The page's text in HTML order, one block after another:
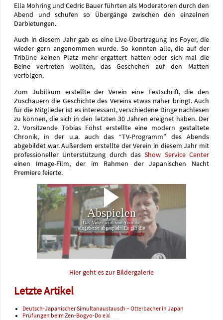
Ella Mohring und Cedric Bauer führten als Moderatoren durch den
Abend und schufen so Übergänge zwischen den einzelnen
Darbietungen.
Auch in diesem Jahr gab es eine Live-Übertragung ins Foyer, die
wieder gern angenommen wurde. So konnten alle, die auf der
Tribüne keinen Platz mehr ergattert hatten oder sich mal die
Beine vertreten wollten, das Geschehen auf den Matten
verfolgen.
Zum Jubiläum erstellte der Verein eine Festschrift, die den
Zuschauern die Geschichte des Vereins etwas näher bringt. Auch
für die Mitglieder ist es interessant, verschiedene Dinge nachlesen
zu können, die sich in den letzten 30 Jahren ereignet haben. Der
2. Vorsitzende Tobias Föhst erstellte eine modern gestaltete
Chronik, in der u.a. auch das “TV-Programm” des Abends
abgebildet war. Außerdem erstellte der Verein in diesem Jahr mit
professioneller Unterstützung durch dasShow Service Center
einen Image-Film, der im Rahmen der Japanischen Nacht
Premiere feierte.
Hier geht es zur Bildergalerie
Letzte Artikel
Deutsch-Japanischer Simultanaustausch – Otterbacher in Japan
Prüfungen beim Zen-Bogyo-Do e.V.